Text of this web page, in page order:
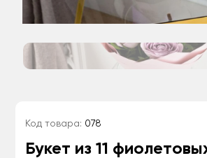
Код товара: 078
Букет из 11